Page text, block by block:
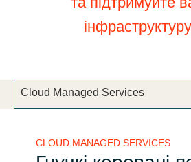
Austria
Denmark
Estonia
Кампанії
About us
Зв'яжіться з нами
Cloud Managed Services
CLOUD MANAGED SERVICES